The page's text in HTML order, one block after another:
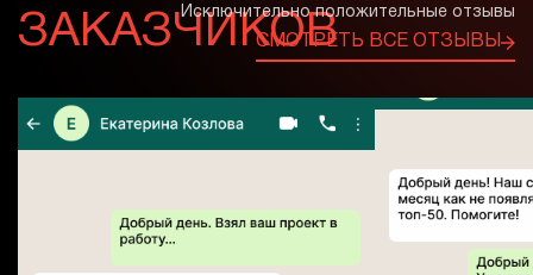
ЗАКАЗЧИКОВ